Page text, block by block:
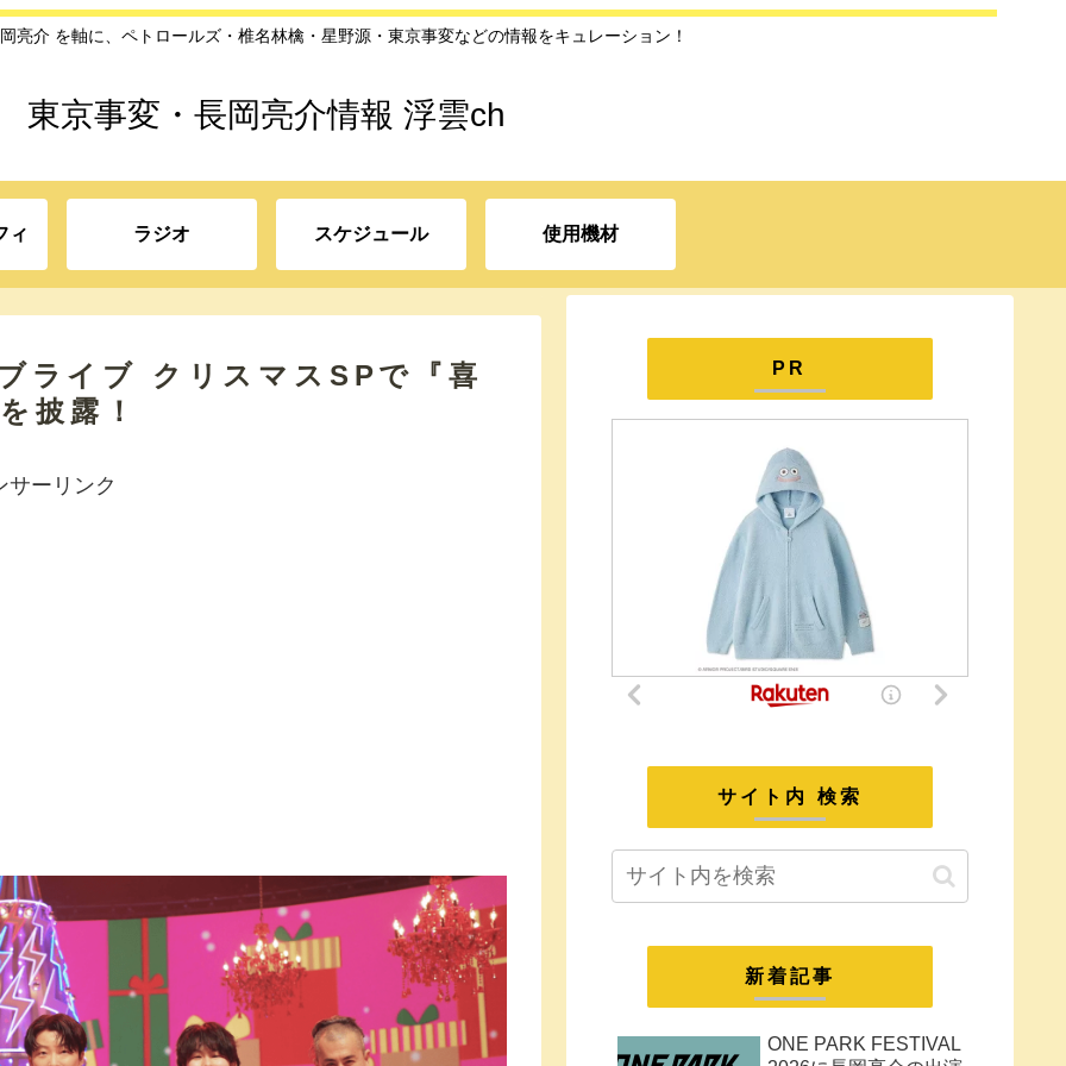
亮介 を軸に、ペトロールズ・椎名林檎・星野源・東京事変などの情報をキュレーション！
東京事変・長岡亮介情報 浮雲ch
ィ ラジオ スケジュール 使用機材
ライブ クリスマスSPで『喜
披露！
サーリンク
PR
サイト内 検索
新着記事
ONE PARK FESTIVAL